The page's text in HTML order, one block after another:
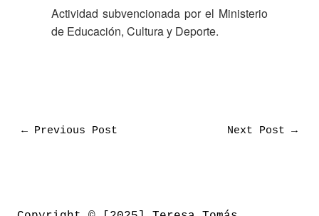
Actividad subvencionada por el Ministerio
de Educación, Cultura y Deporte.
←Previous Post Next Post→